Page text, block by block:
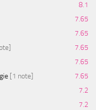
8.1
7.65
7.65
7.65
7.65
[1 note]
7.65
7.2
7.2